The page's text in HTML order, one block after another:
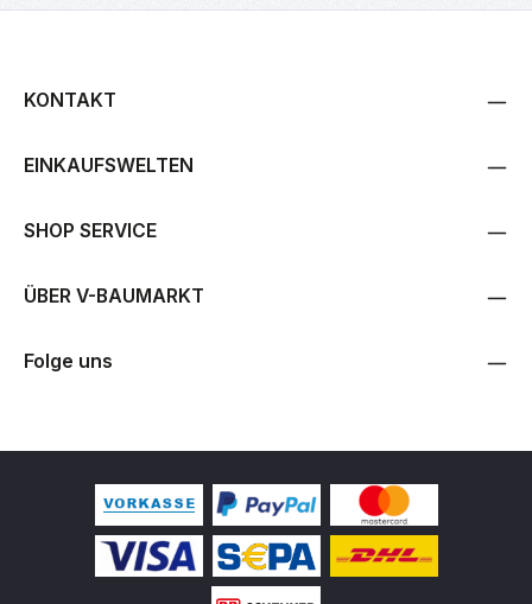
KONTAKT
EINKAUFSWELTEN
SHOP SERVICE
ÜBER V-BAUMARKT
Folge uns